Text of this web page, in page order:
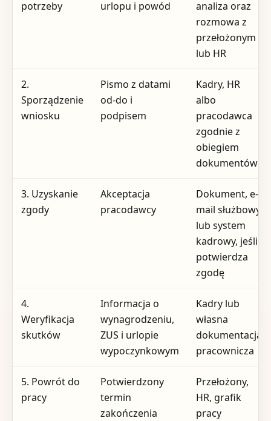
potrzeby
urlopu i powód
analiza oraz
rozmowa z
przełożonym
lub HR
2.
Sporządzenie
wniosku
Pismo z datami
od-do i
podpisem
Kadry, HR
albo
pracodawca
zgodnie z
obiegiem
dokumentów
3. Uzyskanie
zgody
Akceptacja
pracodawcy
Dokument, e-
mail służbowy
lub system
kadrowy, jeśli
potwierdza
zgodę
4.
Weryfikacja
skutków
Informacja o
wynagrodzeniu,
ZUS i urlopie
wypoczynkowym
Kadry lub
własna
dokumentacja
pracownicza
5. Powrót do
pracy
Potwierdzony
termin
zakończenia
Przełożony,
HR, grafik
pracy